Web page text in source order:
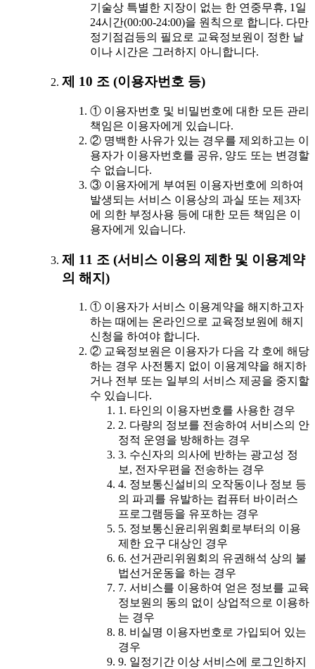
기술상 특별한 지장이 없는 한 연중무휴, 1일
24시간(00:00-24:00)을 원칙으로 합니다. 다만
정기점검등의 필요로 교육정보원이 정한 날
이나 시간은 그러하지 아니합니다.
제 10 조 (이용자번호 등)
① 이용자번호 및 비밀번호에 대한 모든 관리
책임은 이용자에게 있습니다.
② 명백한 사유가 있는 경우를 제외하고는 이
용자가 이용자번호를 공유, 양도 또는 변경할
수 없습니다.
③ 이용자에게 부여된 이용자번호에 의하여
발생되는 서비스 이용상의 과실 또는 제3자
에 의한 부정사용 등에 대한 모든 책임은 이
용자에게 있습니다.
제 11 조 (서비스 이용의 제한 및 이용계약
의 해지)
① 이용자가 서비스 이용계약을 해지하고자
하는 때에는 온라인으로 교육정보원에 해지
신청을 하여야 합니다.
② 교육정보원은 이용자가 다음 각 호에 해당
하는 경우 사전통지 없이 이용계약을 해지하
거나 전부 또는 일부의 서비스 제공을 중지할
수 있습니다.
1. 타인의 이용자번호를 사용한 경우
2. 다량의 정보를 전송하여 서비스의 안
정적 운영을 방해하는 경우
3. 수신자의 의사에 반하는 광고성 정
보, 전자우편을 전송하는 경우
4. 정보통신설비의 오작동이나 정보 등
의 파괴를 유발하는 컴퓨터 바이러스
프로그램등을 유포하는 경우
5. 정보통신윤리위원회로부터의 이용
제한 요구 대상인 경우
6. 선거관리위원회의 유권해석 상의 불
법선거운동을 하는 경우
7. 서비스를 이용하여 얻은 정보를 교육
정보원의 동의 없이 상업적으로 이용하
는 경우
8. 비실명 이용자번호로 가입되어 있는
경우
9. 일정기간 이상 서비스에 로그인하지